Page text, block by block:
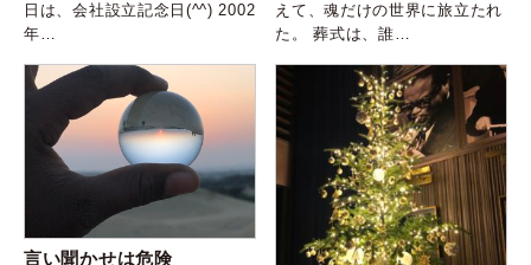
日は、会社設立記念日(^^) 2002
年…
えて、魂だけの世界に旅立たれ
た。 葬式は、誰…
言い聞かせは危険